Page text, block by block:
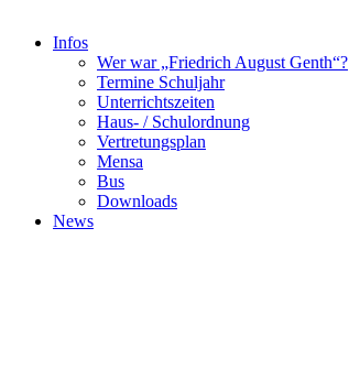
Infos
Wer war „Friedrich August Genth“?
Termine Schuljahr
Unterrichtszeiten
Haus- / Schulordnung
Vertretungsplan
Mensa
Bus
Downloads
News